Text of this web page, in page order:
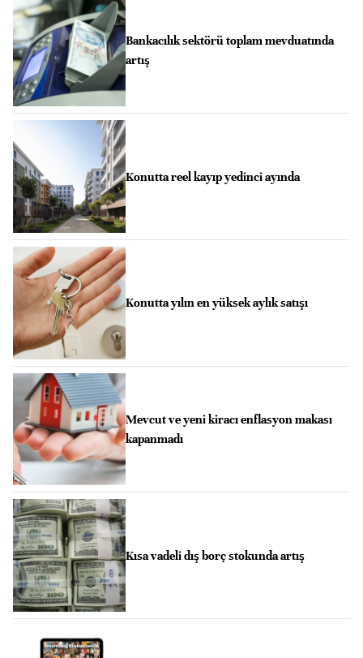
Bankacılık sektörü toplam mevduatında
artış
Konutta reel kayıp yedinci ayında
Konutta yılın en yüksek aylık satışı
Mevcut ve yeni kiracı enflasyon makası
kapanmadı
Kısa vadeli dış borç stokunda artış